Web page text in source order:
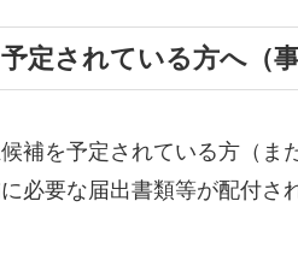
定されている方へ（
補を予定されている方（ま
必要な届出書類等が配付さ